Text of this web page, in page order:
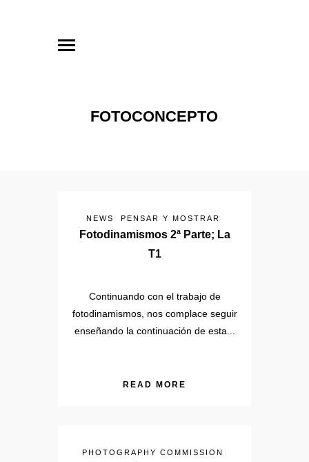
FOTOCONCEPTO
NEWS PENSAR Y MOSTRAR
Fotodinamismos 2ª Parte; La
T1
Continuando con el trabajo de
fotodinamismos, nos complace seguir
enseñando la continuación de esta...
READ MORE
PHOTOGRAPHY COMMISSION